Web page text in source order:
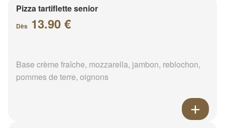
Pizza tartiflette senior
Dès 13.90 €
Base crème fraîche, mozzarella, jambon, reblochon,
pommes de terre, oignons